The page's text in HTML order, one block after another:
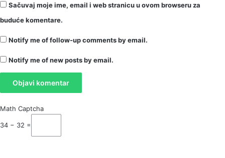
Sačuvaj moje ime, email i web stranicu u ovom browseru za
buduće komentare.
Notify me of follow-up comments by email.
Notify me of new posts by email.
Math Captcha
34 − 32 =